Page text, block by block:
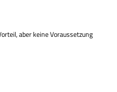
aber keine Voraussetzung